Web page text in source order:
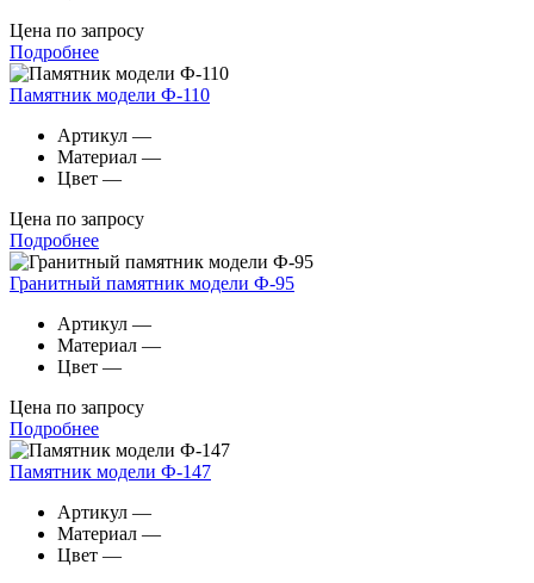
Цена по запросу
Подробнее
Памятник модели Ф-110
Артикул —
Материал —
Цвет —
Цена по запросу
Подробнее
Гранитный памятник модели Ф-95
Артикул —
Материал —
Цвет —
Цена по запросу
Подробнее
Памятник модели Ф-147
Артикул —
Материал —
Цвет —